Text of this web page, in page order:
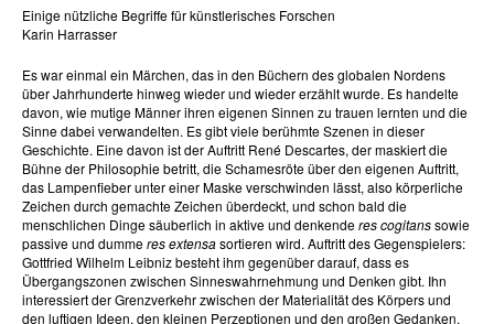
Einige nützliche Begriffe für künstlerisches Forschen
Karin Harrasser
Es war einmal ein Märchen, das in den Büchern des globalen Nordens
über Jahrhunderte hinweg wieder und wieder erzählt wurde. Es handelte
davon, wie mutige Männer ihren eigenen Sinnen zu trauen lernten und die
Sinne dabei verwandelten. Es gibt viele berühmte Szenen in dieser
Geschichte. Eine davon ist der Auftritt René Descartes, der maskiert die
Bühne der Philosophie betritt, die Schamesröte über den eigenen Auftritt,
das Lampenfieber unter einer Maske verschwinden lässt, also körperliche
Zeichen durch gemachte Zeichen überdeckt, und schon bald die
menschlichen Dinge säuberlich in aktive und denkenderes cogitanssowie
passive und dummeres extensasortieren wird. Auftritt des Gegenspielers:
Gottfried Wilhelm Leibniz besteht ihm gegenüber darauf, dass es
Übergangszonen zwischen Sinneswahrnehmung und Denken gibt. Ihn
interessiert der Grenzverkehr zwischen der Materialität des Körpers und
den luftigen Ideen, den kleinen Perzeptionen und den großen Gedanken.